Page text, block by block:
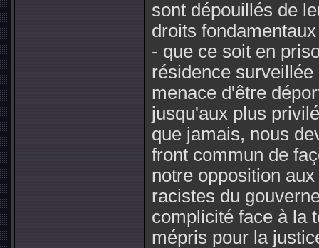
sont dépouillés de
droits
- que ce soit en
résidence
menace d'être
jusqu'aux plus
que jamais, nous
front commun de
notre opposition
racistes du
complicité face à la
mépris pour la